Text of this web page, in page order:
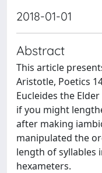
2018-01-01
Abstract
This article
Aristotle, Poetics
Eucleides the
if you might
after making
manipulated the
length of syllables
hexameters.